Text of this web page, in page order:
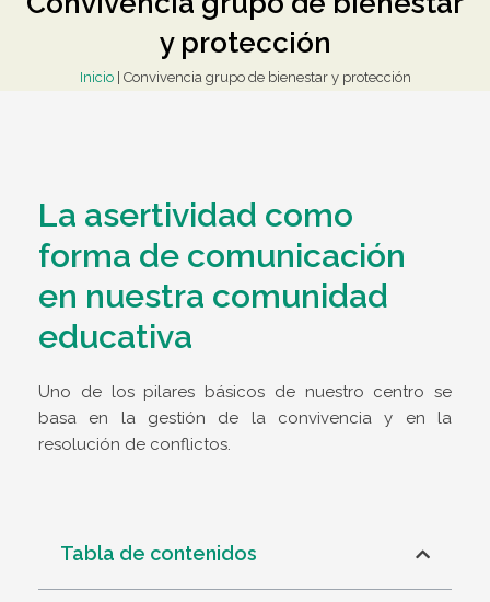
y protección
Inicio| Convivencia grupo de bienestar y protección
La asertividad como
forma de comunicación
en nuestra comunidad
educativa
Uno de los pilares básicos de nuestro centro se
basa en la gestión de la convivencia y en la
resolución de conflictos.
Tabla de contenidos